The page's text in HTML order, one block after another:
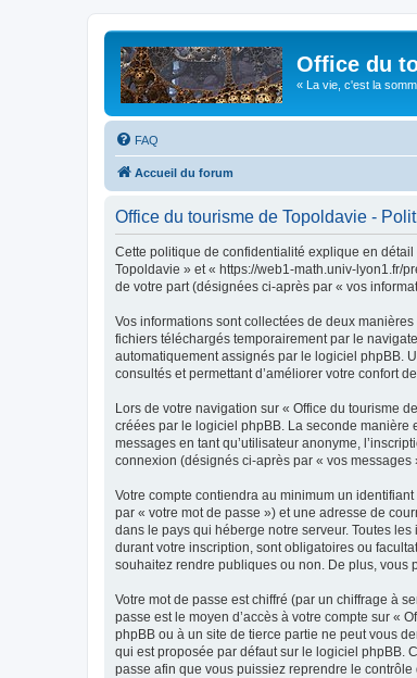
Office du
« La vie, c'est la
FAQ
Accueil du forum
Office du tourisme de Topoldavie -
Cette politique de confidentialité explique en
Topoldavie » et « https://web1-math.univ-lyon1.fr/
de votre part (désignées ci-après par « vos
Vos informations sont collectées de deux
fichiers téléchargés temporairement par le
automatiquement assignés par le logiciel phpBB.
consultés et permettant d’améliorer votre confort
Lors de votre navigation sur « Office du tourisme
créées par le logiciel phpBB. La seconde
messages en tant qu’utilisateur anonyme,
connexion (désignés ci-après par « vos messages
Votre compte contiendra au minimum un
par « votre mot de passe ») et une adresse de
dans le pays qui héberge notre serveur. Toutes
durant votre inscription, sont obligatoires ou
souhaitez rendre publiques ou non. De plus, vous
Votre mot de passe est chiffré (par un chiffrage à
passe est le moyen d’accès à votre compte sur «
phpBB ou à un site de tierce partie ne peut vous
qui est proposée par défaut sur le logiciel phpBB.
passe afin que vous puissiez reprendre le contrôle